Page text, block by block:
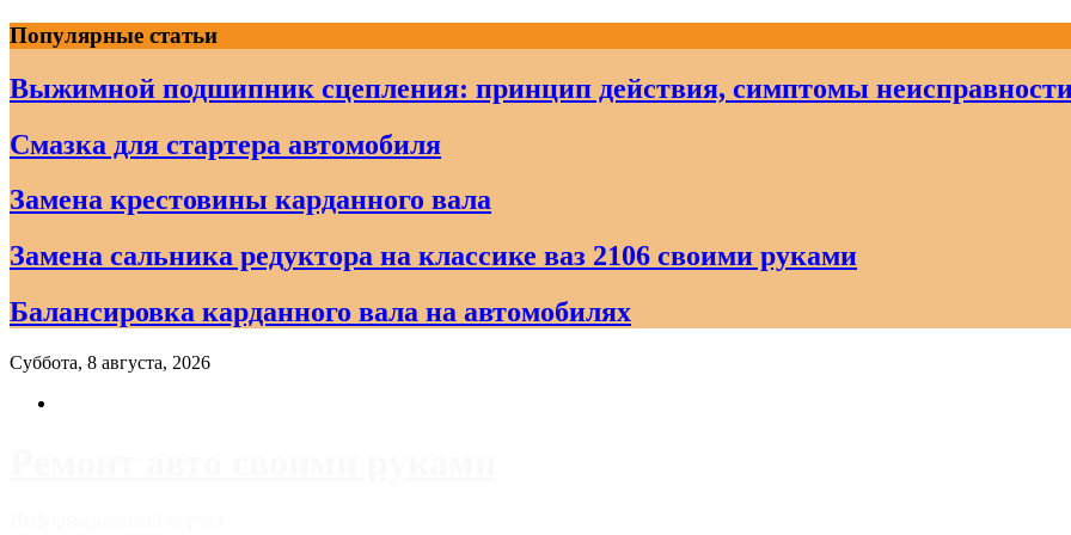
Skip
to
content
Популярные статьи
Выжимной подшипник сцепления: принцип действия, симптомы
Смазка для стартера автомобиля
Замена крестовины карданного вала
Замена сальника редуктора на классике ваз 2106 своими руками
Балансировка карданного вала на автомобилях
Суббота, 8 августа, 2026